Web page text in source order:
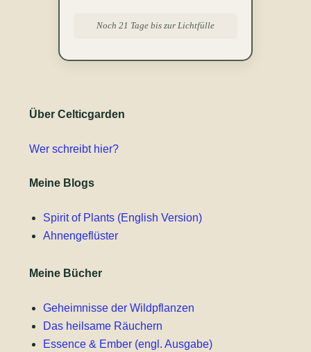
Noch 21 Tage bis zur Lichtfülle
Über Celticgarden
Wer schreibt hier?
Meine Blogs
Spirit of Plants (English Version)
Ahnengeflüster
Meine Bücher
Geheimnisse der Wildpflanzen
Das heilsame Räuchern
Essence & Ember (engl. Ausgabe)